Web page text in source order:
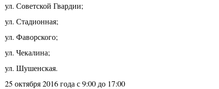
ул. Советской Гвардии;
ул. Стадионная;
ул. Фаворского;
ул. Чекалина;
ул. Шушенская.
25 октября 2016 года с 9:00 до 17:00